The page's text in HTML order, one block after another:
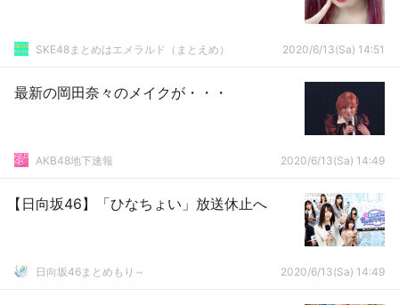
SKE48まとめはエメラルド（まとえめ） 2020/6/13(Sa) 14:51
最新の岡田奈々のメイクが・・・
AKB48地下速報 2020/6/13(Sa) 14:49
【日向坂46】「ひなちょい」放送休止へ
日向坂46まとめもり～ 2020/6/13(Sa) 14:49